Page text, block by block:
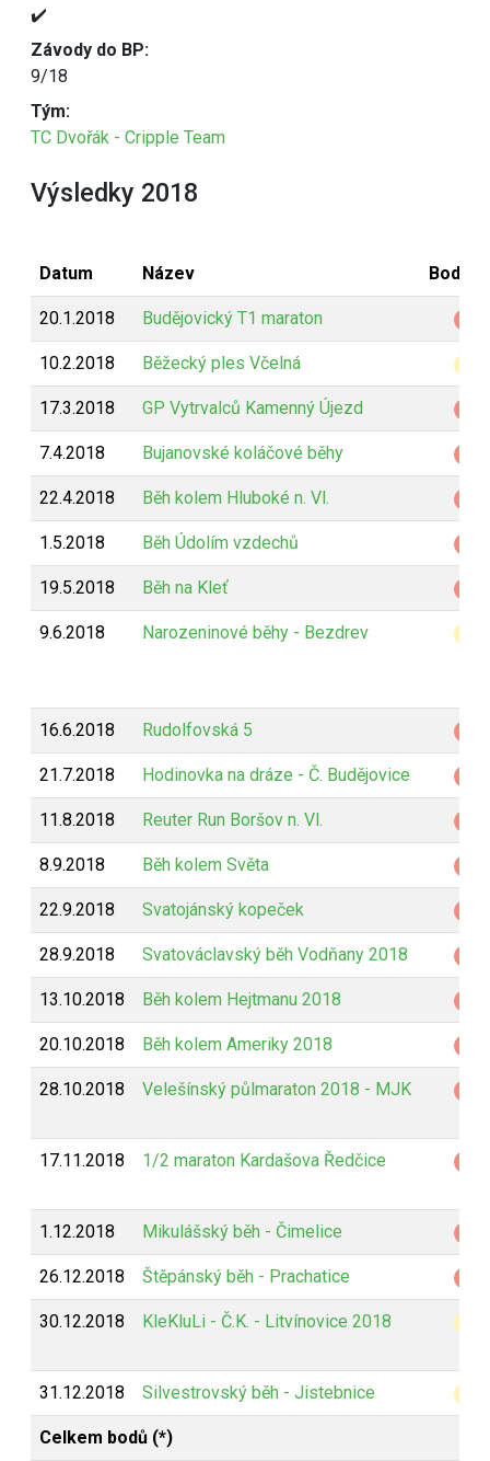
✔️
Závody do BP:
9/18
Tým:
TC Dvořák - Cripple Team
Výsledky 2018
Datum Název
20.1.2018 Budějovický T1 maraton
10.2.2018 Běžecký ples Včelná
17.3.2018 GP Vytrvalců Kamenný Újezd
7.4.2018 Bujanovské koláčové běhy
22.4.2018 Běh kolem Hluboké n. Vl.
1.5.2018 Běh Údolím vzdechů
19.5.2018 Běh na Kleť
9.6.2018 Narozeninové běhy - Bezdrev
16.6.2018 Rudolfovská 5
21.7.2018 Hodinovka na dráze - Č. Budějovice
11.8.2018 Reuter Run Boršov n. Vl.
8.9.2018 Běh kolem Světa
22.9.2018 Svatojánský kopeček
28.9.2018 Svatováclavský běh Vodňany 2018
13.10.2018 Běh kolem Hejtmanu 2018
20.10.2018 Běh kolem Ameriky 2018
28.10.2018 Velešínský půlmaraton 2018 - MJK
17.11.2018 1/2 maraton Kardašova Ředčice
1.12.2018 Mikulášský běh - Čimelice
26.12.2018 Štěpánský běh - Prachatice
30.12.2018 KleKluLi - Č.K. - Litvínovice 2018
31.12.2018 Silvestrovský běh - Jistebnice
Celkem bodů (*)